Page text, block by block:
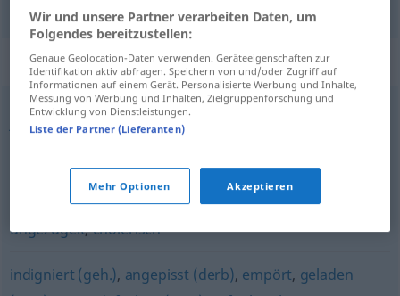
Synonyme für "zornig"
jähzornig ,reizbar, grantig (ugs.)
wutentbrannt,zügellos,rasend aggressiv
fuchsteufelswild (ugs.),wütend,ungeduldig,hitzköpfig
ungezügelt,cholerisch
indigniert (geh.), angepisst (derb), empört, geladen
Wir und unsere Partner verarbeiten Daten, um
Folgendes bereitzustellen:
Genaue Geolocation-Daten verwenden. Geräteeigenschaften zur
Identifikation aktiv abfragen. Speichern von und/oder Zugriff auf
Informationen auf einem Gerät. Personalisierte Werbung und Inhalte,
Messung von Werbung und Inhalten, Zielgruppenforschung und
Entwicklung von Dienstleistungen.
Liste der Partner (Lieferanten)
Mehr Optionen Akzeptieren